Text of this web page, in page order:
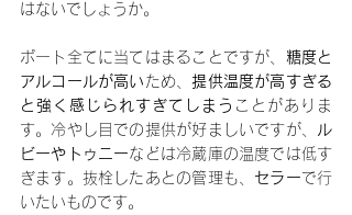
はないでしょうか。
ポート全てに当てはまることですが、 糖度と
アルコールが高い ため、提供温度が高すぎる
と強く感じられすぎてしまう ことがありま
す。冷やし目での提供が好ましいですが、
ル
ビーやトゥニーなどは冷蔵庫の温度では低す
ぎます。抜栓したあとの管理も、 セラーで行
いたいものです。